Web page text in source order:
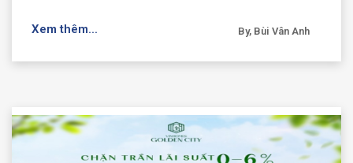
Xem thêm... By, Bùi Vân Anh